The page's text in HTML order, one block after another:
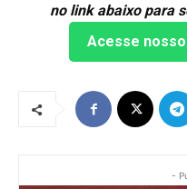
no link abaixo para
Acesse
-